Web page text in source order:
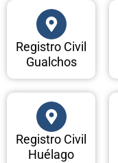
Registro Civil
Gualchos
Registro Civil
Huélago